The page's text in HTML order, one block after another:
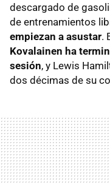
descargado de
de entrenamientos
empiezan a asustar.
Kovalainen ha
sesión, y Lewis
dos décimas de su